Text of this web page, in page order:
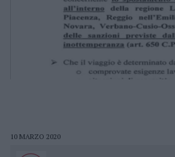
10 MARZO 2020